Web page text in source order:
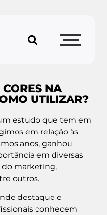
NA
UTILIZAR?
estudo que tem em
em relação às
anos, ganhou
em diversas
do marketing,
outros.
destaque e
conhecem